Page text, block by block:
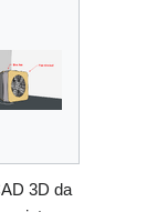
3D da